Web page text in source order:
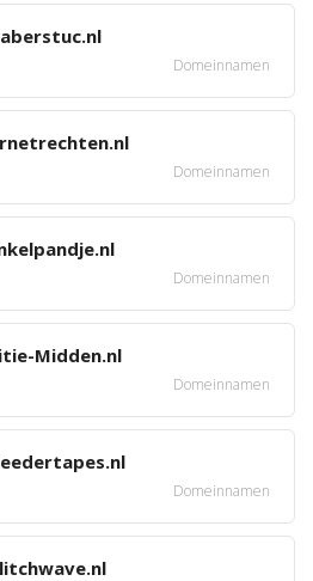
Domeinnamen
Domeinnamen
Domeinnamen
Midden.nl
Domeinnamen
Domeinnamen